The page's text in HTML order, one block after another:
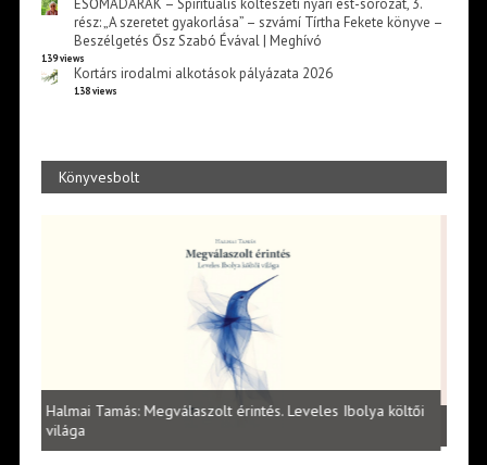
rész: „A szeretet gyakorlása” – szvámí Tírtha Fekete könyve –
Beszélgetés Ősz Szabó Évával | Meghívó
139 views
Kortárs irodalmi alkotások pályázata 2026
138 views
Könyvesbolt
Lakatos Fleisz Katalin: Vasárnap délután Sárszegen